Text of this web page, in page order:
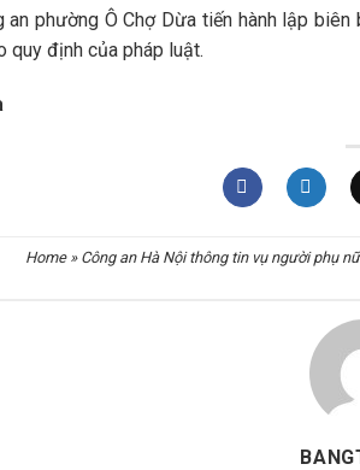
an phường Ô Chợ Dừa tiến hành lập
quy định của pháp luật.
Home» Công an Hà Nội thông tin vụ người phụ